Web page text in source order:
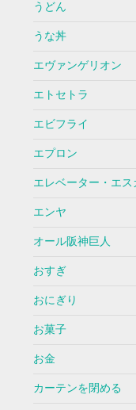
うどん
うな丼
エヴァンゲリオン
エトセトラ
エビフライ
エプロン
エレベーター・エス
エンヤ
オール阪神巨人
おすぎ
おにぎり
お菓子
お金
カーテンを閉める